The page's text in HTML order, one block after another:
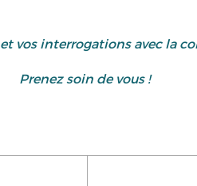
vos interrogations avec la
Prenez soin de vous !